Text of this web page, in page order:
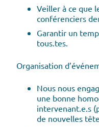
Veiller à ce que
conférenciers
Garantir un
tous.tes.
Organisation
Nous nous
une bonne
intervenant.e.s
de nouvelles